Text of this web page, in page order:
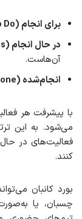
برای انجام (To Do):
در حال انجام (In Progress):
آن‌هاست.
انجام‌شده (Done):
با پیشرفت هر
می‌شود. به این
فعالیت‌های در
کنند.
بورد کانبان
چسبان، یا